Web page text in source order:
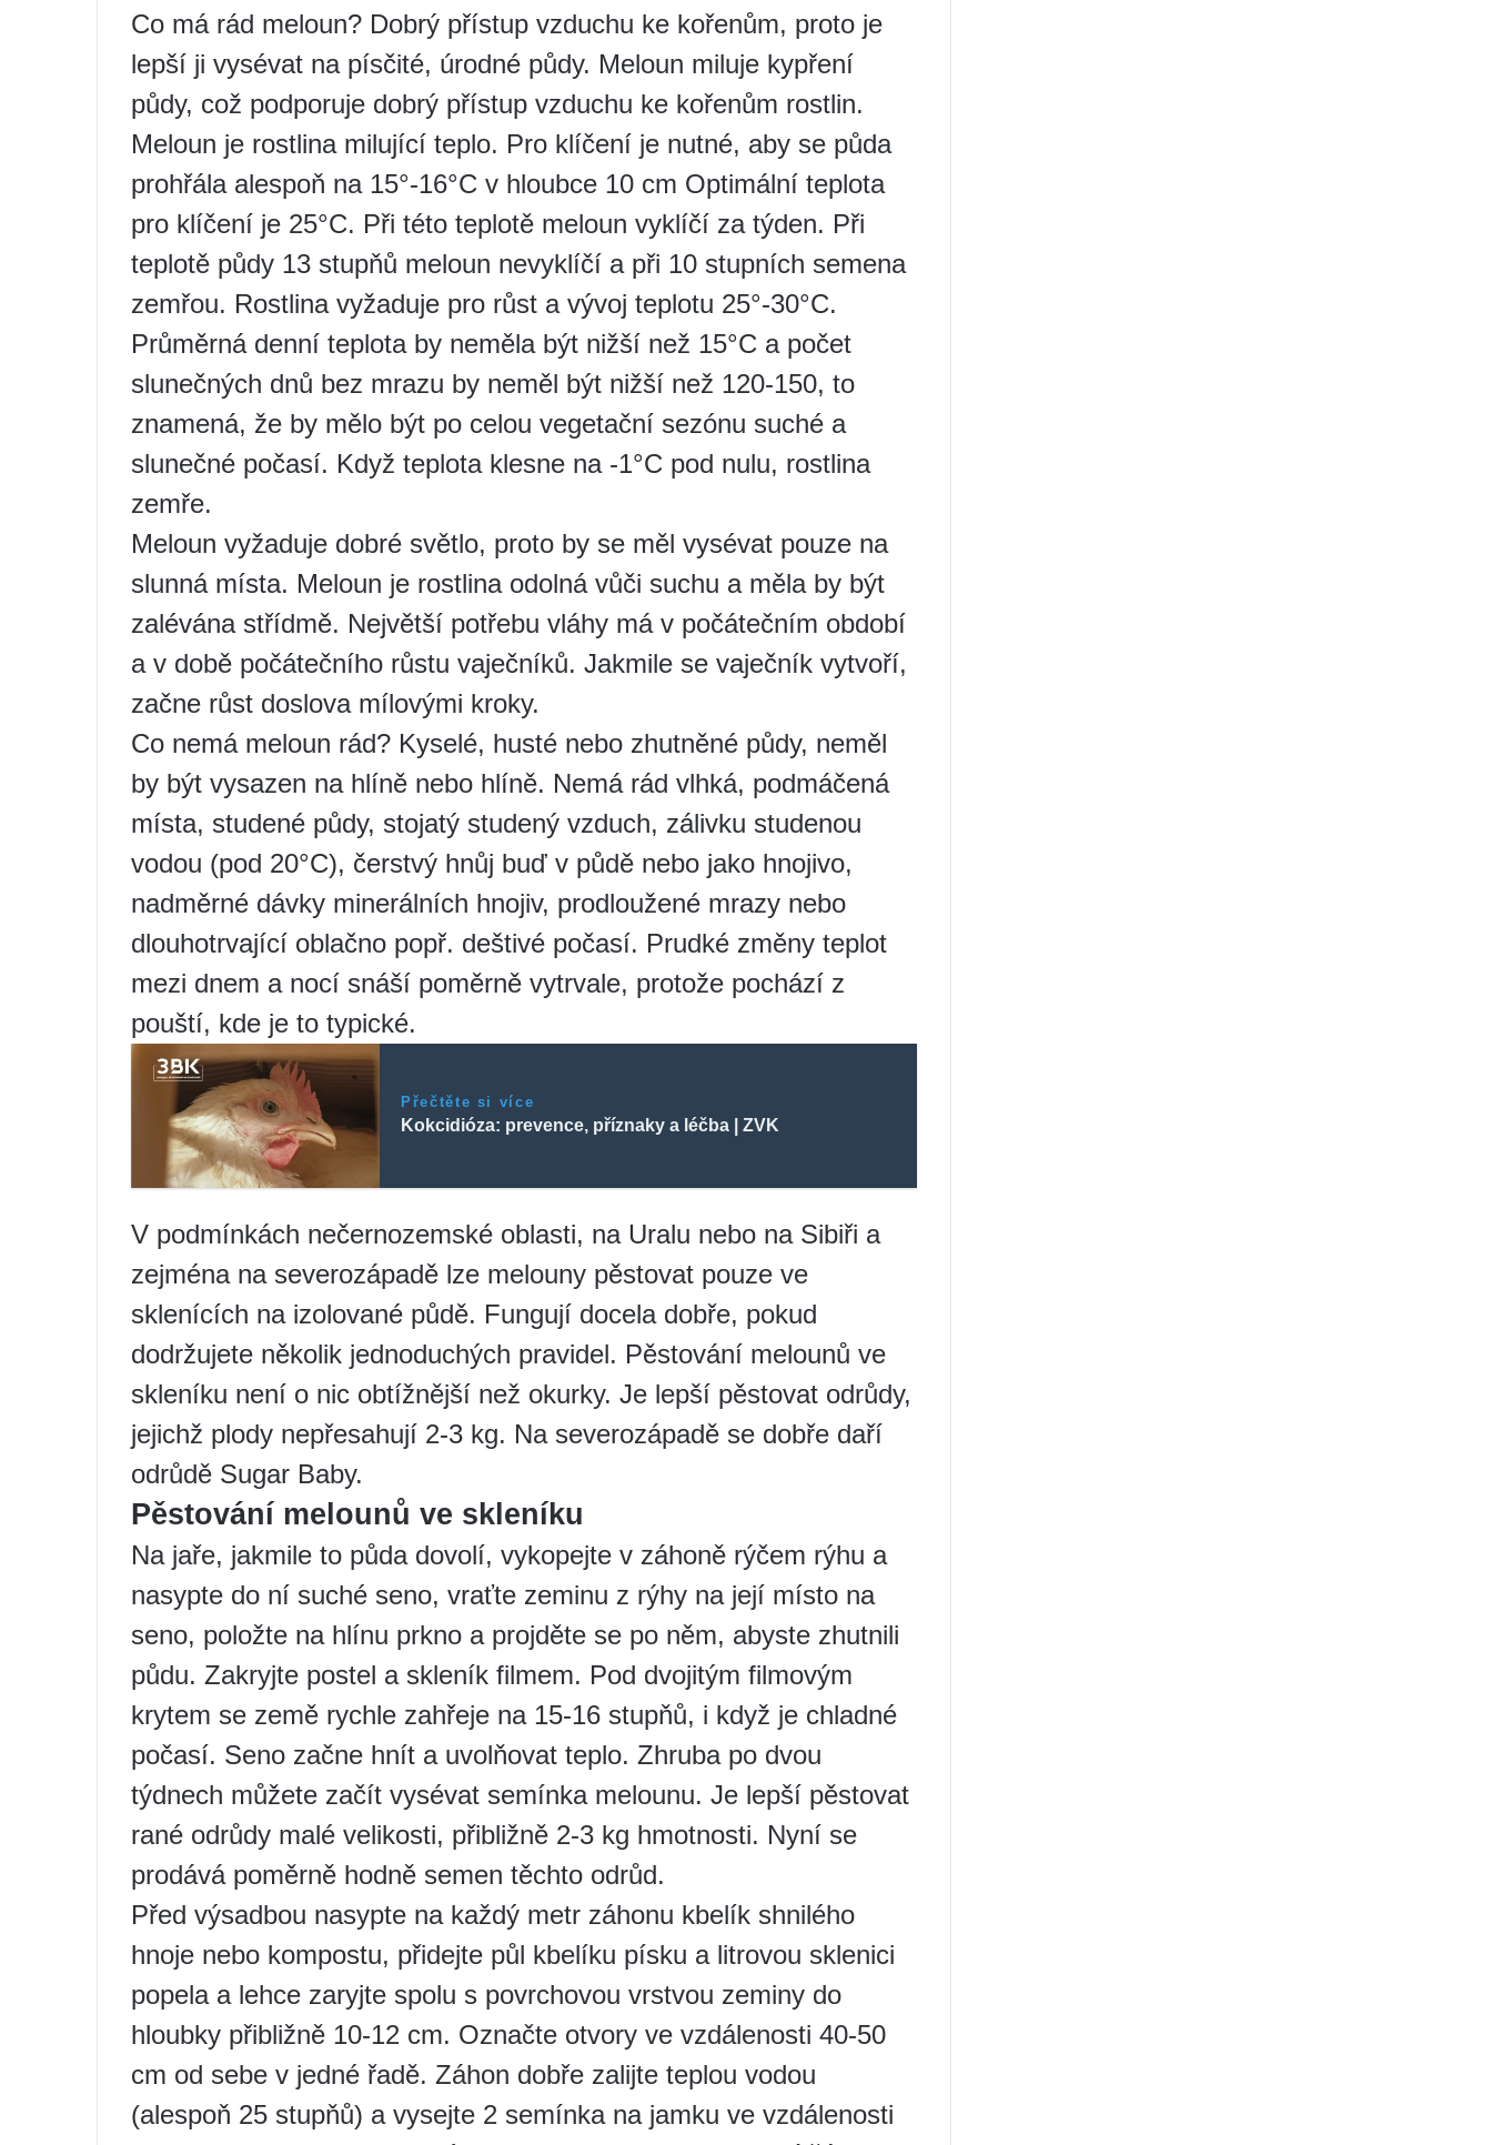
Co má rád meloun? Dobrý přístup vzduchu ke kořenům, proto je
lepší ji vysévat na písčité, úrodné půdy. Meloun miluje kypření
půdy, což podporuje dobrý přístup vzduchu ke kořenům rostlin.
Meloun je rostlina milující teplo. Pro klíčení je nutné, aby se půda
prohřála alespoň na 15°-16°C v hloubce 10 cm Optimální teplota
pro klíčení je 25°C. Při této teplotě meloun vyklíčí za týden. Při
teplotě půdy 13 stupňů meloun nevyklíčí a při 10 stupních semena
zemřou. Rostlina vyžaduje pro růst a vývoj teplotu 25°-30°C.
Průměrná denní teplota by neměla být nižší než 15°C a počet
slunečných dnů bez mrazu by neměl být nižší než 120-150, to
znamená, že by mělo být po celou vegetační sezónu suché a
slunečné počasí. Když teplota klesne na -1°C pod nulu, rostlina
zemře.
Meloun vyžaduje dobré světlo, proto by se měl vysévat pouze na
slunná místa. Meloun je rostlina odolná vůči suchu a měla by být
zalévána střídmě. Největší potřebu vláhy má v počátečním období
a v době počátečního růstu vaječníků. Jakmile se vaječník vytvoří,
začne růst doslova mílovými kroky.
Co nemá meloun rád? Kyselé, husté nebo zhutněné půdy, neměl
by být vysazen na hlíně nebo hlíně. Nemá rád vlhká, podmáčená
místa, studené půdy, stojatý studený vzduch, zálivku studenou
vodou (pod 20°C), čerstvý hnůj buď v půdě nebo jako hnojivo,
nadměrné dávky minerálních hnojiv, prodloužené mrazy nebo
dlouhotrvající oblačno popř. deštivé počasí. Prudké změny teplot
mezi dnem a nocí snáší poměrně vytrvale, protože pochází z
pouští, kde je to typické.
Přečtěte si více
Kokcidióza: prevence, příznaky a léčba | ZVK
V podmínkách nečernozemské oblasti, na Uralu nebo na Sibiři a
zejména na severozápadě lze melouny pěstovat pouze ve
sklenících na izolované půdě. Fungují docela dobře, pokud
dodržujete několik jednoduchých pravidel. Pěstování melounů ve
skleníku není o nic obtížnější než okurky. Je lepší pěstovat odrůdy,
jejichž plody nepřesahují 2-3 kg. Na severozápadě se dobře daří
odrůdě Sugar Baby.
Pěstování melounů ve skleníku
Na jaře, jakmile to půda dovolí, vykopejte v záhoně rýčem rýhu a
nasypte do ní suché seno, vraťte zeminu z rýhy na její místo na
seno, položte na hlínu prkno a projděte se po něm, abyste zhutnili
půdu. Zakryjte postel a skleník filmem. Pod dvojitým filmovým
krytem se země rychle zahřeje na 15-16 stupňů, i když je chladné
počasí. Seno začne hnít a uvolňovat teplo. Zhruba po dvou
týdnech můžete začít vysévat semínka melounu. Je lepší pěstovat
rané odrůdy malé velikosti, přibližně 2-3 kg hmotnosti. Nyní se
prodává poměrně hodně semen těchto odrůd.
Před výsadbou nasypte na každý metr záhonu kbelík shnilého
hnoje nebo kompostu, přidejte půl kbelíku písku a litrovou sklenici
popela a lehce zaryjte spolu s povrchovou vrstvou zeminy do
hloubky přibližně 10-12 cm. Označte otvory ve vzdálenosti 40-50
cm od sebe v jedné řadě. Záhon dobře zalijte teplou vodou
(alespoň 25 stupňů) a vysejte 2 semínka na jamku ve vzdálenosti